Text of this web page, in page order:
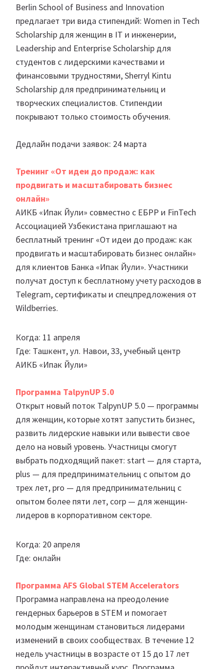
Berlin School of Business and Innovation
предлагает три вида стипендий: Women in Tech
Scholarship для женщин в IT и инженерии,
Leadership and Enterprise Scholarship для
студентов с лидерскими качествами и
финансовыми трудностями, Sherryl Kintu
Scholarship для предпринимательниц и
творческих специалистов. Стипендии
покрывают только стоимость обучения.
Дедлайн подачи заявок: 24 марта
Тренинг «От идеи до продаж: как
продвигать и масштабировать бизнес
онлайн»
АИКБ «Ипак Йули» совместно с ЕБРР и FinTech
Ассоциацией Узбекистана приглашают на
бесплатный тренинг «От идеи до продаж: как
продвигать и масштабировать бизнес онлайн»
для клиентов Банка «Ипак Йули». Участники
получат доступ к бесплатному учету расходов в
Telegram, сертификаты и спецпредложения от
Wildberries.
Когда: 11 апреля
Где: Ташкент, ул. Навои, 33, учебный центр
АИКБ «Ипак Йули»
Программа TalpynUP 5.0
Открыт новый поток TalpynUP 5.0 — программы
для женщин, которые хотят запустить бизнес,
развить лидерские навыки или вывести свое
дело на новый уровень. Участницы смогут
выбрать подходящий пакет: start — для старта,
plus — для предпринимательниц с опытом до
трех лет, pro — для предпринимательниц с
опытом более пяти лет, corp — для женщин-
лидеров в корпоративном секторе.
Когда: 20 апреля
Где: онлайн
Программа AFS Global STEM Accelerators
Программа направлена на преодоление
гендерных барьеров в STEM и помогает
молодым женщинам становиться лидерами
изменений в своих сообществах. В течение 12
недель участницы в возрасте от 15 до 17 лет